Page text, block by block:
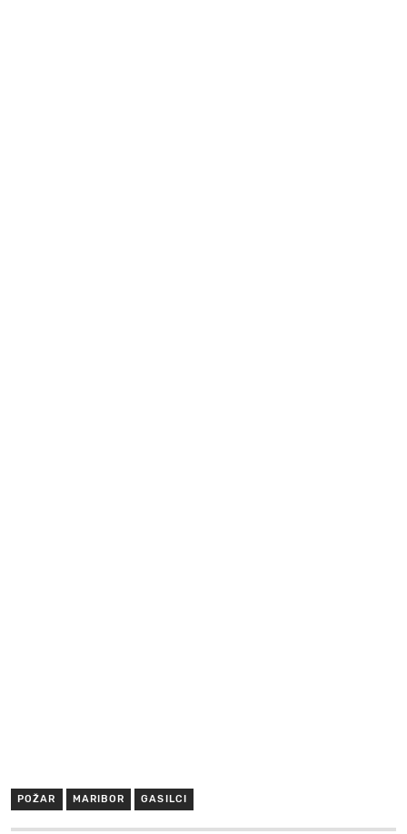
POŽAR MARIBOR GASILCI